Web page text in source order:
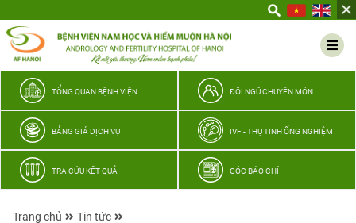
thương
TỔNG QUAN BỆNH VIỆN ĐỘI NGŨ CHUYÊN MÔN
BẢNG GIÁ DỊCH VỤ IVF - THỤ TINH ỐNG NGHIỆM
TRA CỨU KẾT QUẢ GÓC BÁO CHÍ
Trang chủ
Tin tức